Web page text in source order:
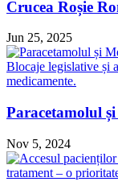
Crucea Roșie
Jun 25, 2025
Paracetamolul
Nov 5, 2024